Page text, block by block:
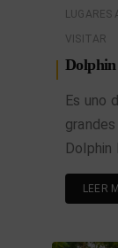
LUGARES
VISITAR
Es uno
Dolphin
LEER